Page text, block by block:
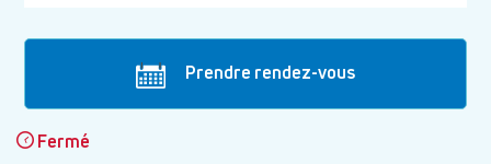
Prendre rendez-vous
Fermé